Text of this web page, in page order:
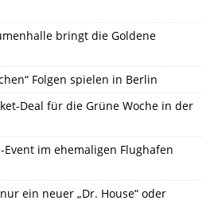
bringt die Goldene
Folgen spielen in Berlin
Deal für die Grüne Woche in der
Event im ehemaligen Flughafen
ein neuer „Dr. House“ oder